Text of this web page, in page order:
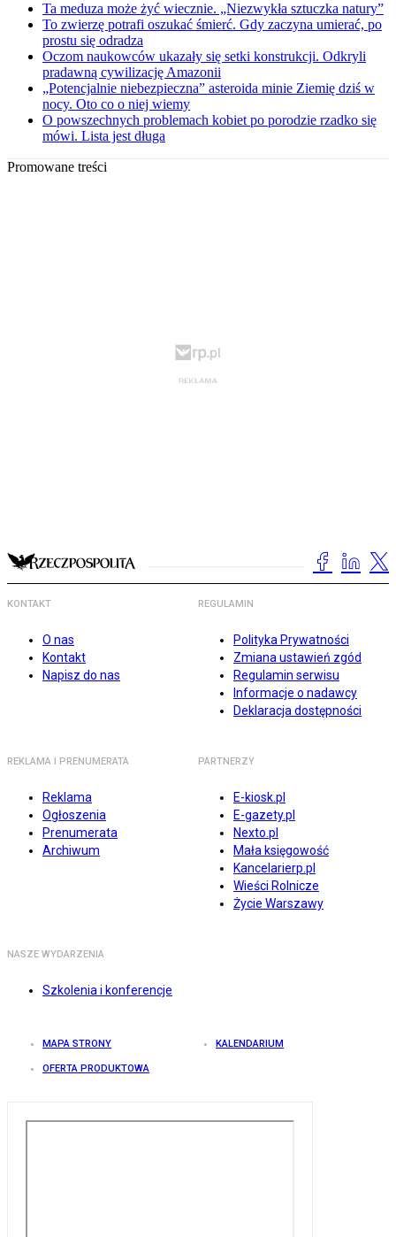
Ta meduza może żyć wiecznie. „Niezwykła sztuczka natury”
To zwierzę potrafi oszukać śmierć. Gdy zaczyna umierać, po
prostu się odradza
Oczom naukowców ukazały się setki konstrukcji. Odkryli
pradawną cywilizację Amazonii
„Potencjalnie niebezpieczna” asteroida minie Ziemię dziś w
nocy. Oto co o niej wiemy
O powszechnych problemach kobiet po porodzie rzadko się
mówi. Lista jest długa
Promowane treści
KONTAKT
O nas
Kontakt
Napisz do nas
REGULAMIN
Polityka Prywatności
Zmiana ustawień zgód
Regulamin serwisu
Informacje o nadawcy
Deklaracja dostępności
REKLAMA I PRENUMERATA
Reklama
Ogłoszenia
Prenumerata
Archiwum
PARTNERZY
E-kiosk.pl
E-gazety.pl
Nexto.pl
Mała księgowość
Kancelarierp.pl
Wieści Rolnicze
Życie Warszawy
NASZE WYDARZENIA
Szkolenia i konferencje
MAPA STRONY KALENDARIUM
OFERTA PRODUKTOWA